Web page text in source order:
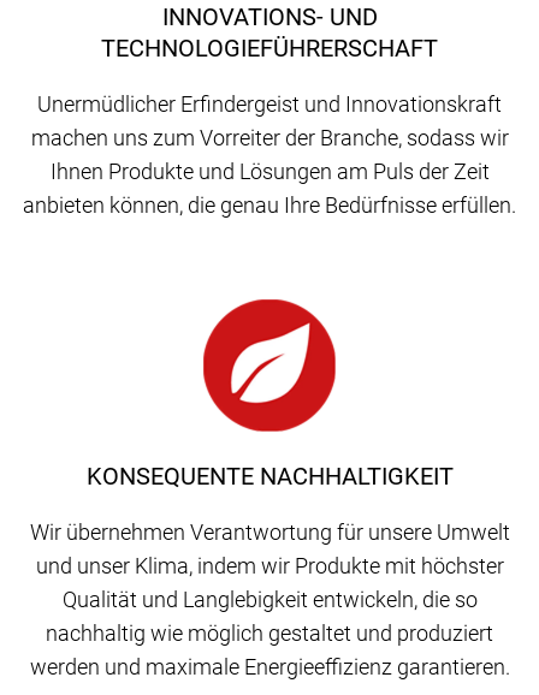
KONSEQUENTE NACHHALTIGKEIT
Wir übernehmen Verantwortung für unsere Umwelt
und unser Klima, indem wir Produkte mit höchster
Qualität und Langlebigkeit entwickeln, die so
nachhaltig wie möglich gestaltet und produziert
werden und maximale Energieeffizienz garantieren.
INNOVATIONS- UND
TECHNOLOGIEFÜHRERSCHAFT
Unermüdlicher Erfindergeist und Innovationskraft
machen uns zum Vorreiter der Branche, sodass wir
Ihnen Produkte und Lösungen am Puls der Zeit
anbieten können, die genau Ihre Bedürfnisse erfüllen.